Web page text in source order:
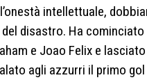
intellettuale,
disastro. Ha
e Joao Felix e
agli azzurri il primo